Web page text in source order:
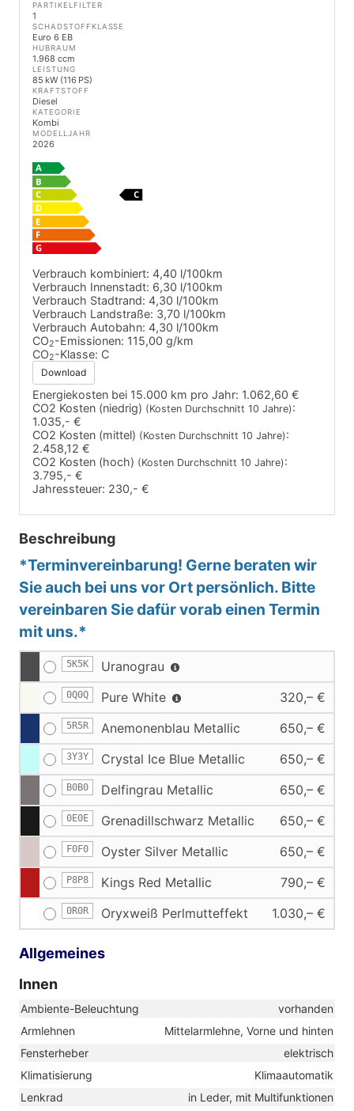
PARTIKELFILTER
1
SCHADSTOFFKLASSE
Euro 6 EB
HUBRAUM
1.968 ccm
LEISTUNG
85 kW (116 PS)
KRAFTSTOFF
Diesel
KATEGORIE
Kombi
MODELLJAHR
2026
Verbrauch kombiniert: 4,40 l/100km
Verbrauch Innenstadt: 6,30 l/100km
Verbrauch Stadtrand: 4,30 l/100km
Verbrauch Landstraße: 3,70 l/100km
Verbrauch Autobahn: 4,30 l/100km
CO2-Emissionen: 115,00 g/km
CO2-Klasse: C
Download
Energiekosten bei 15.000 km pro Jahr: 1.062,60 €
CO2 Kosten (niedrig) (Kosten Durchschnitt 10 Jahre):
1.035,- €
CO2 Kosten (mittel) (Kosten Durchschnitt 10 Jahre):
2.458,12 €
CO2 Kosten (hoch) (Kosten Durchschnitt 10 Jahre):
3.795,- €
Jahressteuer: 230,- €
Beschreibung
*Terminvereinbarung! Gerne beraten wir
Sie auch bei uns vor Ort persönlich. Bitte
vereinbaren Sie dafür vorab einen Termin
mit uns.*
5K5K Uranograu
0Q0Q Pure White 320,– €
5R5R Anemonenblau Metallic 650,– €
3Y3Y Crystal Ice Blue Metallic 650,– €
B0B0 Delfingrau Metallic 650,– €
0E0E Grenadillschwarz Metallic 650,– €
F0F0 Oyster Silver Metallic 650,– €
P8P8 Kings Red Metallic 790,– €
0R0R Oryxweiß Perlmutteffekt 1.030,– €
Allgemeines
Innen
Ambiente-Beleuchtung
vorhanden
Armlehnen
Mittelarmlehne, Vorne und hinten
Fensterheber
elektrisch
Klimatisierung
Klimaautomatik
Lenkrad
in Leder, mit Multifunktionen